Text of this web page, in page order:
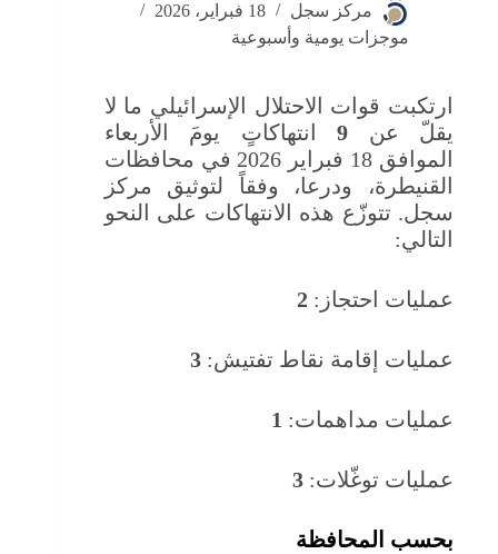
مركز سجل
18 فبراير، 2026
موجزات يومية وأسبوعية
ارتكبت قوات الاحتلال الإسرائيلي ما لا
يقلّ عن 9انتهاكاتٍ يومَ الأربعاء
الموافق 18 فبراير 2026 في محافظات
القنيطرة، ودرعا، وفقاً لتوثيق مركز
سجل. تتوزّع هذه الانتهاكات على النحو
التالي:
عمليات احتجاز: 2
عمليات إقامة نقاط تفتيش: 3
عمليات مداهمات: 1
عمليات توغّلات: 3
بحسب المحافظة